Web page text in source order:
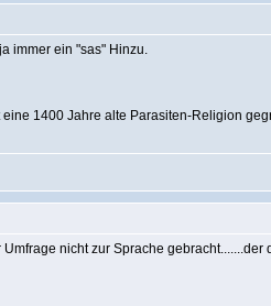
immer ein "sas" Hinzu.
1400 Jahre alte Parasiten-Religion
nicht zur Sprache gebracht.......der